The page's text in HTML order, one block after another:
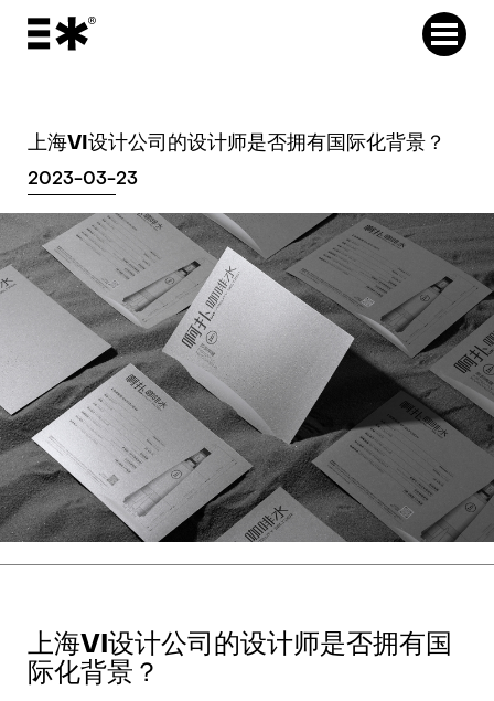
上海VI设计公司的设计师是否拥有国际化背景？
2023-03-23
上海VI设计公司的设计师是否拥有国
际化背景？